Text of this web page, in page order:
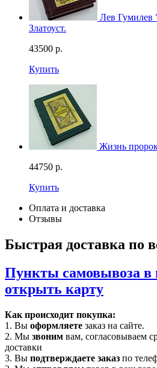
Лев Гумилев
Златоуст.
43500 р.
Купить
Жизнь
44750 р.
Купить
Оплата и доставка
Отзывы
Быстрая доставка по
Пункты самовывоза в
открыть карту
Как происходит покупка:
1. Вы оформляете заказ на сайте.
2. Мы звоним вам, согласовываем
доставки
3. Вы подтверждаете заказ по